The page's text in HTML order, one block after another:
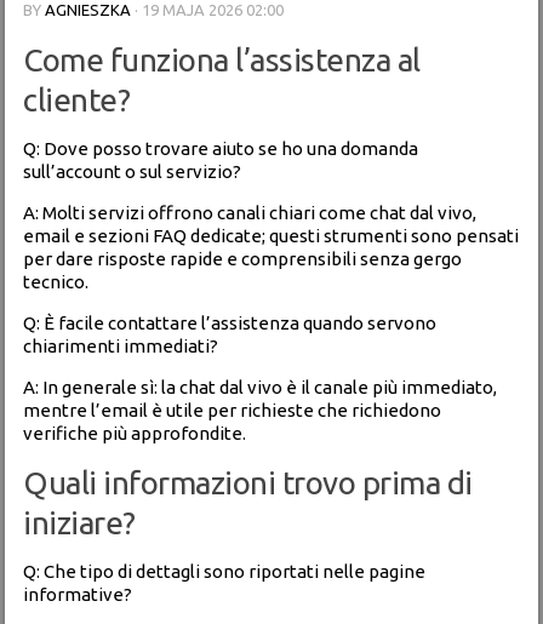
BYAGNIESZKA · 19 MAJA 2026 02:00
Come funziona l’assistenza al
cliente?
Q: Dove posso trovare aiuto se ho una domanda
sull’account o sul servizio?
A: Molti servizi offrono canali chiari come chat dal vivo,
email e sezioni FAQ dedicate; questi strumenti sono pensati
per dare risposte rapide e comprensibili senza gergo
tecnico.
Q: È facile contattare l’assistenza quando servono
chiarimenti immediati?
A: In generale sì: la chat dal vivo è il canale più immediato,
mentre l’email è utile per richieste che richiedono
verifiche più approfondite.
Quali informazioni trovo prima di
iniziare?
Q: Che tipo di dettagli sono riportati nelle pagine
informative?